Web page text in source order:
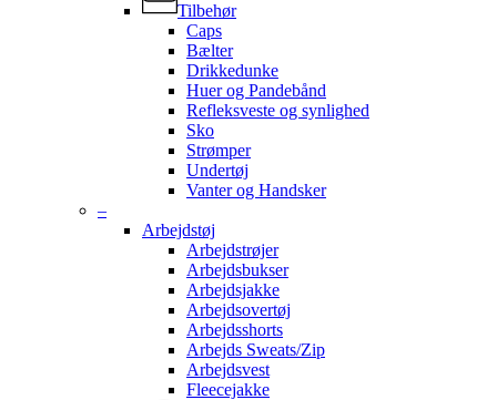
Tilbehør
Caps
Bælter
Drikkedunke
Huer og Pandebånd
Refleksveste og synlighed
Sko
Strømper
Undertøj
Vanter og Handsker
–
Arbejdstøj
Arbejdstrøjer
Arbejdsbukser
Arbejdsjakke
Arbejdsovertøj
Arbejdsshorts
Arbejds Sweats/Zip
Arbejdsvest
Fleecejakke